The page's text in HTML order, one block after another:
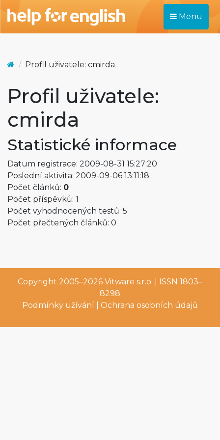
Menu
Profil uživatele: cmirda
Profil uživatele:
cmirda
Statistické informace
Datum registrace: 2009-08-31 15:27:20
Poslední aktivita: 2009-09-06 13:11:18
Počet článků: 0
Počet příspěvků: 1
Počet vyhodnocených testů: 5
Počet přečtených článků: 0
Copyright 2005–2026 Vitware s.r.o. | ISSN 1803–
8298
Podmínky užívání
Ochrana osobních údajů